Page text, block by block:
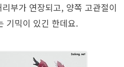
부가 연장되고, 양쪽 고관절이
기믹이 있긴 한데요.